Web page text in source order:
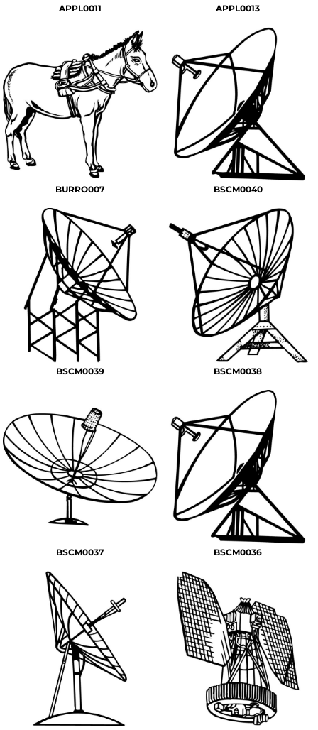
APPL0011 APPL0013
BURRO007 BSCM0040
BSCM0039 BSCM0038
BSCM0037 BSCM0036